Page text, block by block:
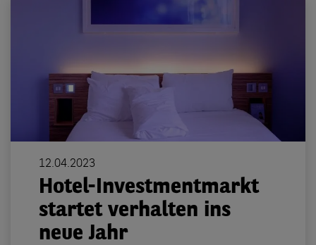
12.04.2023
Hotel-Investmentmarkt
startet verhalten ins
neue Jahr